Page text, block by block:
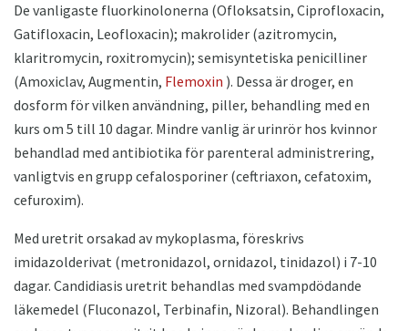
De vanligaste fluorkinolonerna (Ofloksatsin, Ciprofloxacin,
Gatifloxacin, Leofloxacin); makrolider (azitromycin,
klaritromycin, roxitromycin); semisyntetiska penicilliner
(Amoxiclav, Augmentin, Flemoxin ). Dessa är droger, en
dosform för vilken användning, piller, behandling med en
kurs om 5 till 10 dagar. Mindre vanlig är urinrör hos kvinnor
behandlad med antibiotika för parenteral administrering,
vanligtvis en grupp cefalosporiner (ceftriaxon, cefatoxim,
cefuroxim).
Med uretrit orsakad av mykoplasma, föreskrivs
imidazolderivat (metronidazol, ornidazol, tinidazol) i 7-10
dagar. Candidiasis uretrit behandlas med svampdödande
läkemedel (Fluconazol, Terbinafin, Nizoral). Behandlingen